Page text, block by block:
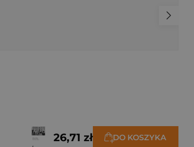
26,71 zł DO KOSZYKA